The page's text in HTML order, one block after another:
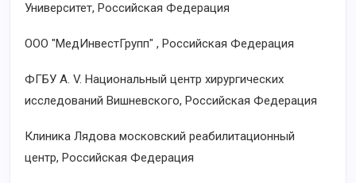
Университет, Российская Федерация
ООО "МедИнвестГрупп" , Российская Федерация
ФГБУ А. V. Национальный центр хирургических
исследований Вишневского, Российская Федерация
Клиника Лядова московский реабилитационный
центр, Российская Федерация